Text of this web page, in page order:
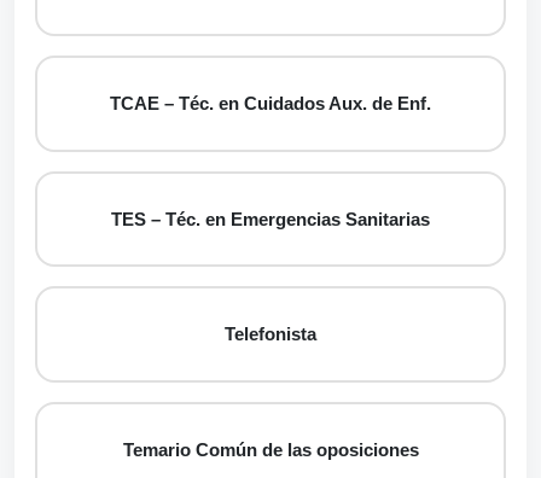
TCAE – Téc. en Cuidados Aux. de Enf.
TES – Téc. en Emergencias Sanitarias
Telefonista
Temario Común de las oposiciones